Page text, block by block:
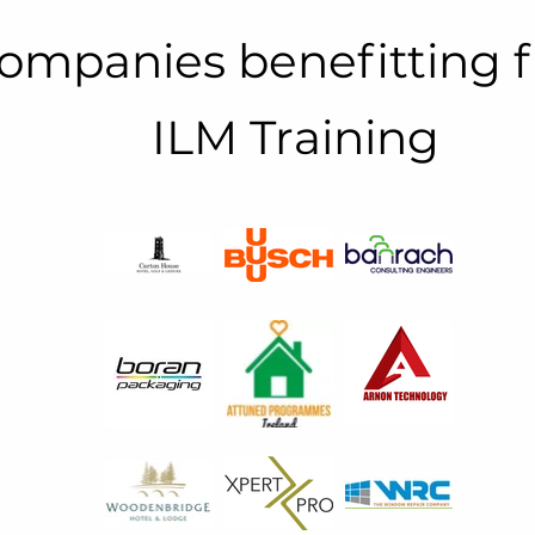
benefitting
ILM Training